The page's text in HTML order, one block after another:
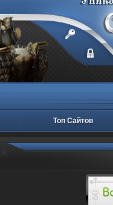
Топ Сайтов